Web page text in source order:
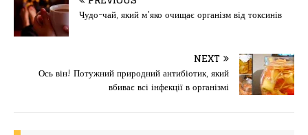
e
b
o
o
o
d
o
n
l и
ис
я
Чудо-чай, який м’яко очищає організм від токсинів
NEXT
Ось він! Потужний природний антибіотик, який
вбиває всі інфекції в організмі